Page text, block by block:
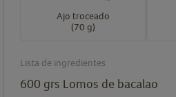
Ajo troceado
(70 g)
Lista de ingredientes
600 grs Lomos de bacalao